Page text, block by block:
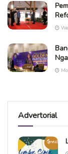
Advertorial